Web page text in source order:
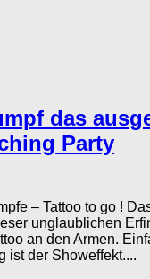
das
Party
– Tattoo to go !
unglaublichen
an den Armen.
ist der Showeffekt....